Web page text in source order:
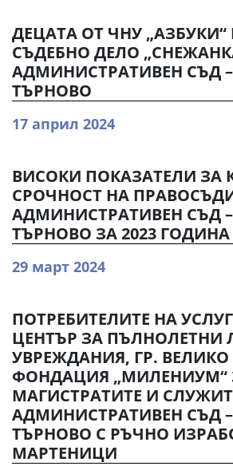
ДЕЦАТА ОТ ЧНУ
СЪДЕБНО ДЕЛО
АДМИНИСТРАТИВЕН СЪД
ТЪРНОВО
17 април 2024
ВИСОКИ ПОКАЗАТЕЛИ ЗА
СРОЧНОСТ НА
АДМИНИСТРАТИВЕН СЪД
ТЪРНОВО ЗА 2023 ГОДИНА
29 март 2024
ПОТРЕБИТЕЛИТЕ НА
ЦЕНТЪР ЗА ПЪЛНОЛЕТНИ
УВРЕЖДАНИЯ, ГР.
ФОНДАЦИЯ „МИЛЕНИУМ“
МАГИСТРАТИТЕ И
АДМИНИСТРАТИВЕН СЪД
ТЪРНОВО С РЪЧНО
МАРТЕНИЦИ